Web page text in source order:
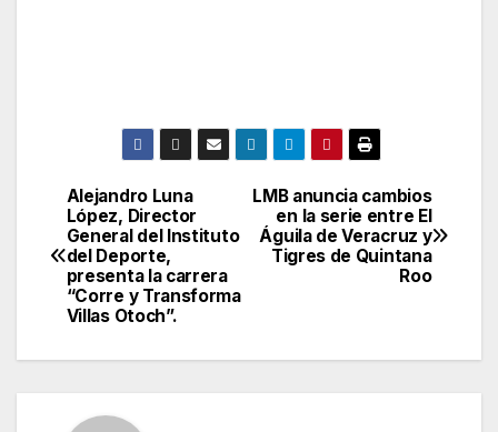
Post
navigation
LMB anuncia cambios
en la serie entre El
Águila de Veracruz y
Tigres de Quintana
Roo
Alejandro Luna
López, Director
General del Instituto
del Deporte,
presenta la carrera
“Corre y Transforma
Villas Otoch”.